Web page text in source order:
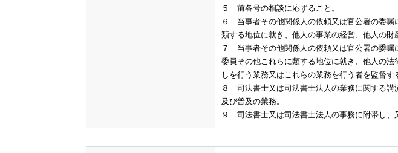
５ 前各号の相談に応ずること。
６ 当事者その他関係人の依頼又は官公署の委嘱
類する地位に就き、他人の事業の経営、他人の財
７ 当事者その他関係人の依頼又は官公署の委嘱
委員その他これらに類する地位に就き、他人の
しを行う業務又はこれらの業務を行う者を監督す
８ 司法書士又は司法書士法人の業務に関する講
及び普及の業務。
９ 司法書士又は司法書士法人の事務に附帯し、